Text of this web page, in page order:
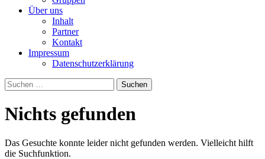
Über uns
Inhalt
Partner
Kontakt
Impressum
Datenschutzerklärung
Suchen
nach:
Nichts gefunden
Das Gesuchte konnte leider nicht gefunden werden. Vielleicht hilft
die Suchfunktion.